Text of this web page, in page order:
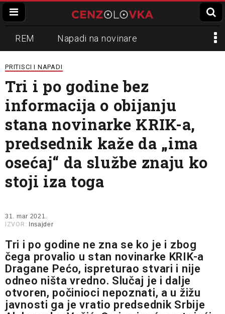
REM Napadi na novinare
Zvučni top
Propaganda Lokalni mediji
Informer Slavko Ćuruvija
PRITISCI I NAPADI
Tri i po godine bez
informacija o obijanju
stana novinarke KRIK-a,
predsednik kaže da „ima
osećaj“ da službe znaju ko
stoji iza toga
31. mar 2021.
IZVOR:
Insajder
Tri i po godine ne zna se ko je i zbog
čega provalio u stan novinarke KRIK-a
Dragane Pećo, ispreturao stvari i nije
odneo ništa vredno. Slučaj je i dalje
otvoren, počinioci nepoznati, a u žižu
javnosti ga je vratio predsednik Srbije